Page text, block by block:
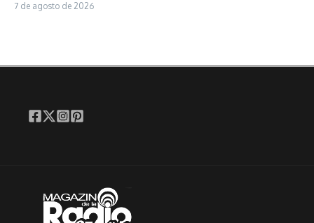
7 de agosto de 2026